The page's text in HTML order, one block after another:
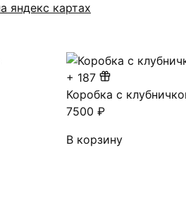
яндекс картах
+ 187
Коробка с
7500 ₽
В корзину